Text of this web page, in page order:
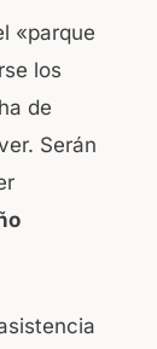
«parque
los
de
Serán